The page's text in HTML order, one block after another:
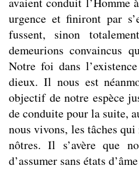
urgence et finiront par
fussent, sinon
demeurions convaincus
Notre foi dans
dieux. Il nous est
objectif de notre espèce
de conduite pour la suite,
nous vivons, les tâches
nôtres. Il s’avère que
d’assumer sans états